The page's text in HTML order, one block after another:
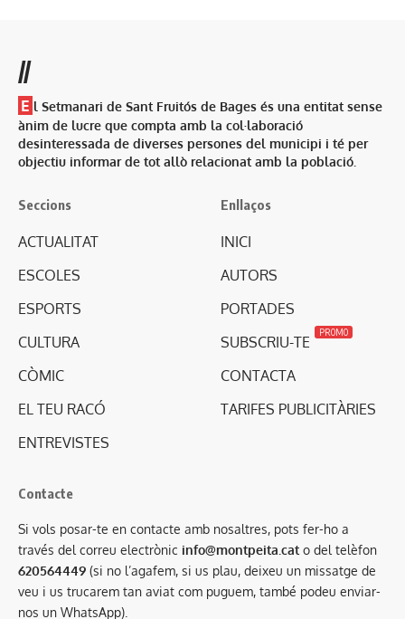
//
E l Setmanari de Sant Fruitós de Bages és una entitat sense
ànim de lucre que compta amb la col·laboració
desinteressada de diverses persones del municipi i té per
objectiu informar de tot allò relacionat amb la població.
Seccions
ACTUALITAT
ESCOLES
ESPORTS
CULTURA
CÒMIC
EL TEU RACÓ
ENTREVISTES
Enllaços
INICI
AUTORS
PORTADES
SUBSCRIU-TE
PROMO
CONTACTA
TARIFES PUBLICITÀRIES
Contacte
Si vols posar-te en contacte amb nosaltres, pots fer-ho a
través del correu electrònic info@montpeita.cat o del telèfon
620564449 (si no l’agafem, si us plau, deixeu un missatge de
veu i us trucarem tan aviat com puguem, també podeu enviar-
nos un WhatsApp).